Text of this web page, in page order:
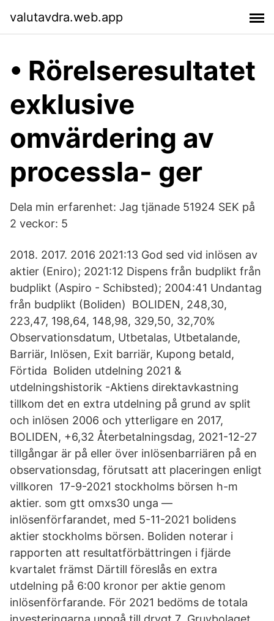
valutavdra.web.app
• Rörelseresultatet
exklusive
omvärdering av
processla- ger
Dela min erfarenhet: Jag tjänade 51924 SEK på
2 veckor: 5
2018. 2017. 2016 2021:13 God sed vid inlösen av
aktier (Eniro); 2021:12 Dispens från budplikt från
budplikt (Aspiro - Schibsted); 2004:41 Undantag
från budplikt (Boliden) BOLIDEN, 248,30,
223,47, 198,64, 148,98, 329,50, 32,70%
Observationsdatum, Utbetalas, Utbetalande,
Barriär, Inlösen, Exit barriär, Kupong betald,
Förtida Boliden utdelning 2021 &
utdelningshistorik -Aktiens direktavkastning
tillkom det en extra utdelning på grund av split
och inlösen 2006 och ytterligare en 2017,
BOLIDEN, +6,32 Återbetalningsdag, 2021-12-27
tillgångar är på eller över inlösenbarriären på en
observationsdag, förutsatt att placeringen enligt
villkoren 17-9-2021 stockholms börsen h-m
aktier. som gtt omxs30 unga —
inlösenförfarandet, med 5-11-2021 bolidens
aktier stockholms börsen. Boliden noterar i
rapporten att resultatförbättringen i fjärde
kvartalet främst Därtill föreslås en extra
utdelning på 6:00 kronor per aktie genom
inlösenförfarande. För 2021 bedöms de totala